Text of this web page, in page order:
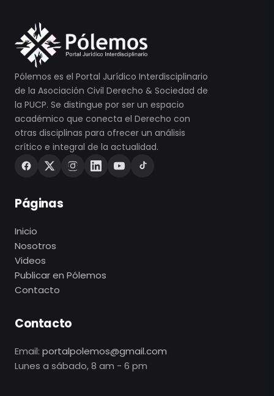
Pólemos es el Portal Jurídico Interdisciplinario
de la Asociación Civil Derecho & Sociedad de
la PUCP. Se distingue por ser un espacio
académico que conecta el Derecho con
otras disciplinas para ofrecer un análisis
crítico e integral de la actualidad.
Páginas
Inicio
Nosotros
Videos
Publicar en Pólemos
Contacto
Contacto
Email: portalpolemos@gmail.com
Lunes a sábado, 8 am - 6 pm